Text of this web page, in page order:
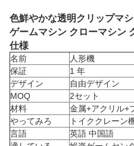
色鮮やかな透明クリップマ
ゲームマシン クローマシン
仕様
名前
人形機
保証
1 年
デザイン
自由デザイン
MOQ
2セット
材料
金属+アクリル+
やってみろ
トイククレーン
言語
英語 中国語